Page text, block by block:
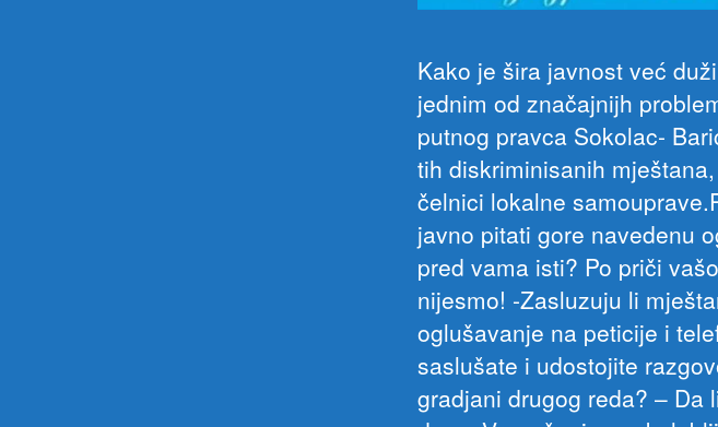
Kako je šira javnost već
jednim od značajnijh
putnog pravca Sokolac-
tih diskriminisanih
čelnici lokalne
javno pitati gore navedenu
pred vama isti? Po priči
nijesmo! -Zasluzuju li
oglušavanje na peticije i
saslušate i udostojite
gradjani drugog reda? – Da